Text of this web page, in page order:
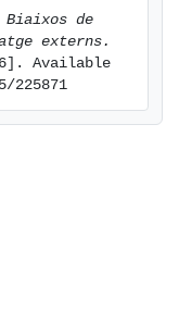
Biaixos de
externs.
Available